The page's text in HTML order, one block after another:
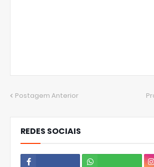
Postagem Anterior
REDES SOCIAIS